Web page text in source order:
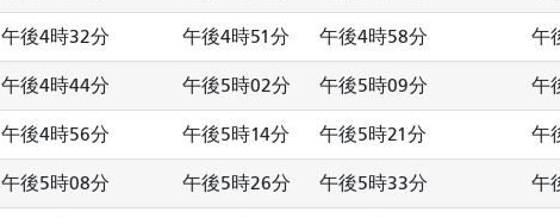
午後4時32分 午後4時51分 午後4時58分 午
午後4時44分 午後5時02分 午後5時09分 午
午後4時56分 午後5時14分 午後5時21分 午
午後5時08分 午後5時26分 午後5時33分 午